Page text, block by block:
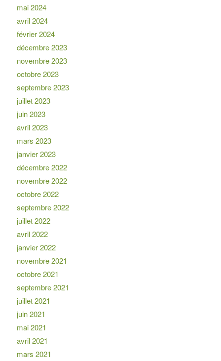
mai 2024
avril 2024
février 2024
décembre 2023
novembre 2023
octobre 2023
septembre 2023
juillet 2023
juin 2023
avril 2023
mars 2023
janvier 2023
décembre 2022
novembre 2022
octobre 2022
septembre 2022
juillet 2022
avril 2022
janvier 2022
novembre 2021
octobre 2021
septembre 2021
juillet 2021
juin 2021
mai 2021
avril 2021
mars 2021